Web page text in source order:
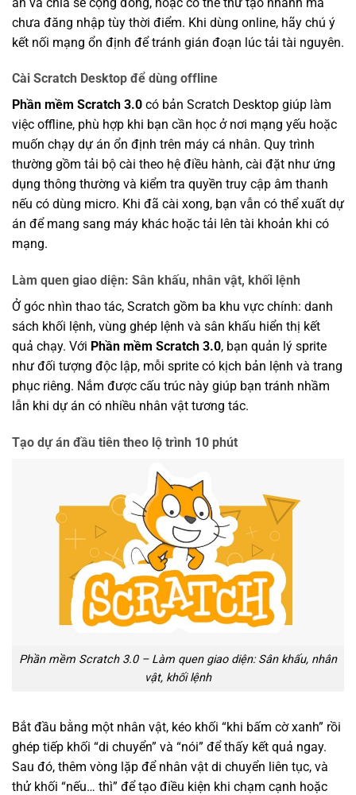
chưa đăng nhập tùy thời điểm. Khi dùng online, hãy chú ý
kết nối mạng ổn định để tránh gián đoạn lúc tải tài nguyên.
Cài Scratch Desktop để dùng offline
Phần mềm Scratch 3.0 có bản Scratch Desktop giúp làm
việc offline, phù hợp khi bạn cần học ở nơi mạng yếu hoặc
muốn chạy dự án ổn định trên máy cá nhân. Quy trình
thường gồm tải bộ cài theo hệ điều hành, cài đặt như ứng
dụng thông thường và kiểm tra quyền truy cập âm thanh
nếu có dùng micro. Khi đã cài xong, bạn vẫn có thể xuất dự
án để mang sang máy khác hoặc tải lên tài khoản khi có
mạng.
Làm quen giao diện: Sân khấu, nhân vật, khối lệnh
Ở góc nhìn thao tác, Scratch gồm ba khu vực chính: danh
sách khối lệnh, vùng ghép lệnh và sân khấu hiển thị kết
quả chạy. Với Phần mềm Scratch 3.0, bạn quản lý sprite
như đối tượng độc lập, mỗi sprite có kịch bản lệnh và trang
phục riêng. Nắm được cấu trúc này giúp bạn tránh nhầm
lẫn khi dự án có nhiều nhân vật tương tác.
Tạo dự án đầu tiên theo lộ trình 10 phút
Phần mềm Scratch 3.0 – Làm quen giao diện: Sân khấu, nhân
vật, khối lệnh
Bắt đầu bằng một nhân vật, kéo khối “khi bấm cờ xanh” rồi
ghép tiếp khối “di chuyển” và “nói” để thấy kết quả ngay.
Sau đó, thêm vòng lặp để nhân vật di chuyển liên tục, và
thử khối “nếu… thì” để tạo điều kiện khi chạm cạnh hoặc